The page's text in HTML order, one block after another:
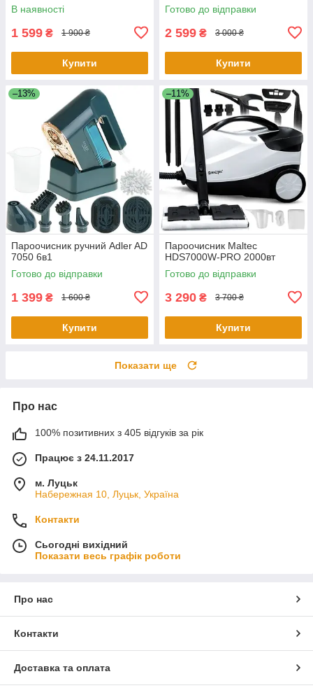
В наявності
1 599 ₴ 1 900 ₴
Купити
Готово до відправки
2 599 ₴ 3 000 ₴
Купити
–13%
Пароочисник ручний Adler AD
7050 6в1
Готово до відправки
1 399 ₴ 1 600 ₴
Купити
–11%
Пароочисник Maltec
HDS7000W-PRO 2000вт
Готово до відправки
3 290 ₴ 3 700 ₴
Купити
Показати ще
Про нас
100% позитивних з 405 відгуків за рік
Працює з 24.11.2017
м. Луцьк
Набережная 10, Луцьк, Україна
Контакти
Сьогодні вихідний
Показати весь графік роботи
Про нас
Контакти
Доставка та оплата